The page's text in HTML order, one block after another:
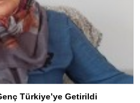
Türkiye’ye Getirildi